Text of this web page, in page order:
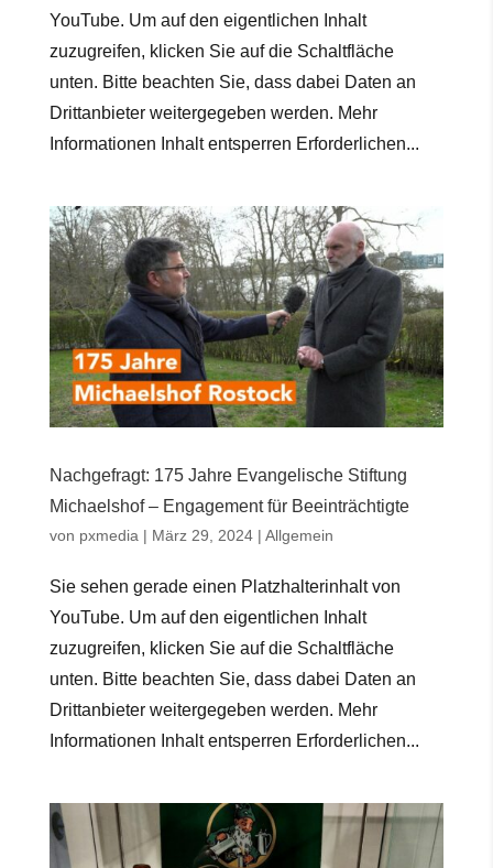
YouTube. Um auf den eigentlichen Inhalt
zuzugreifen, klicken Sie auf die Schaltfläche
unten. Bitte beachten Sie, dass dabei Daten an
Drittanbieter weitergegeben werden. Mehr
Informationen Inhalt entsperren Erforderlichen...
Nachgefragt: 175 Jahre Evangelische Stiftung
Michaelshof – Engagement für Beeinträchtigte
von pxmedia | März 29, 2024| Allgemein
Sie sehen gerade einen Platzhalterinhalt von
YouTube. Um auf den eigentlichen Inhalt
zuzugreifen, klicken Sie auf die Schaltfläche
unten. Bitte beachten Sie, dass dabei Daten an
Drittanbieter weitergegeben werden. Mehr
Informationen Inhalt entsperren Erforderlichen...